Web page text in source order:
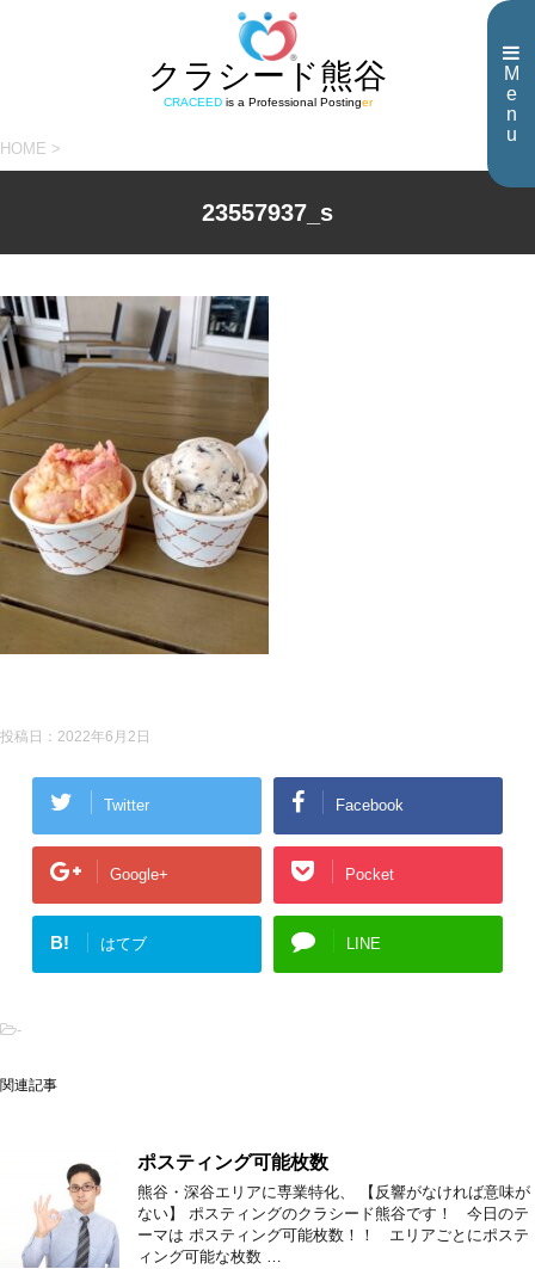
M
e
n
u
クラシード熊谷
CRACEEDis a Professional Postinger
HOME >
23557937_s
投稿日： 2022年6月2日
Twitter Facebook
Google+ Pocket
B! はてブ LINE
-
関連記事
ポスティング可能枚数
熊谷・深谷エリアに専業特化、 【反響がなければ意味が
ない】 ポスティングのクラシード熊谷です！ 今日のテ
ーマは ポスティング可能枚数！！ エリアごとにポステ
ィング可能な枚数 …